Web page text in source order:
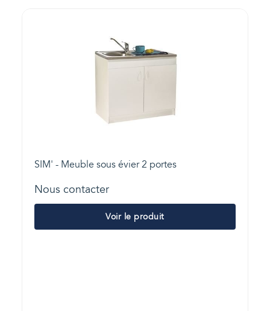
SIM' - Meuble sous évier 2 portes
Nous contacter
Voir le produit